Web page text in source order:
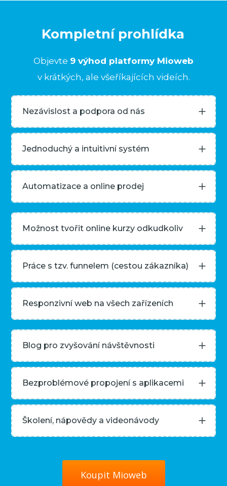
Kompletní prohlídka
Objevte 9 výhod platformy Mioweb
v krátkých, ale všeříkajících videích.
Nezávislost a podpora od nás
Jednoduchý a intuitivní systém
Automatizace a online prodej
Možnost tvořit online kurzy odkudkoliv
Práce s tzv. funnelem (cestou zákazníka)
Responzivní web na všech zařízeních
Blog pro zvyšování návštěvnosti
Bezproblémové propojení s aplikacemi
Školení, nápovědy a videonávody
Koupit Mioweb